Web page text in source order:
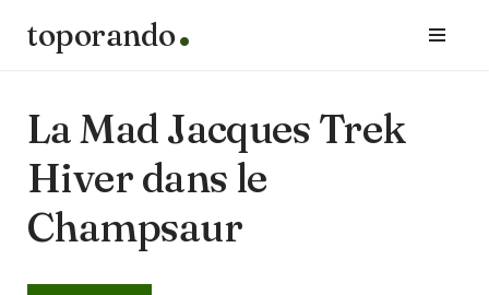
contenu
toporando
La Mad Jacques Trek
Hiver dans le
Champsaur